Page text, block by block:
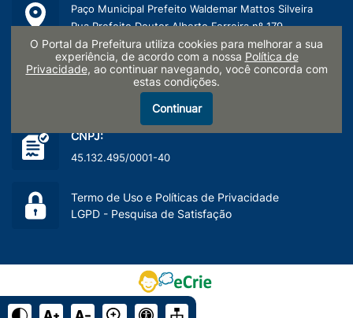
Paço Municipal Prefeito Waldemar Mattos Silveira
Rua Prefeito Doutor Alberto Ferreira nº 179
Centro, Limeira/SP - CEP: 13481-900
Telefone:
(19) 3404-9600
CNPJ:
45.132.495/0001-40
Termo de Uso e Políticas de Privacidade
LGPD - Pesquisa de Satisfação
O Portal da Prefeitura utiliza cookies para melhorar a sua
experiência, de acordo com a nossa Política de
Privacidade, ao continuar navegando, você concorda com
estas condições.
Continuar